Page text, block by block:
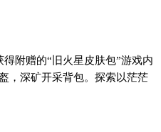
附赠的“旧火星皮肤包”游戏内
，深矿开采背包。探索以茫茫